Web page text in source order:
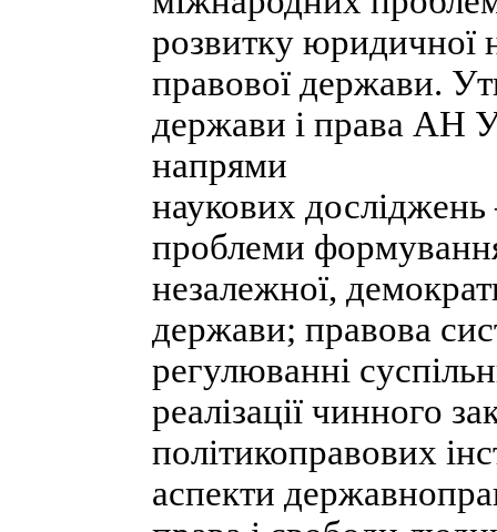
розвитку юридичної
правової держави.
держави і права АН
напрями
наукових
проблеми
незалежної,
держави; правова
регулюванні
реалізації чинного
політикоправових
аспекти